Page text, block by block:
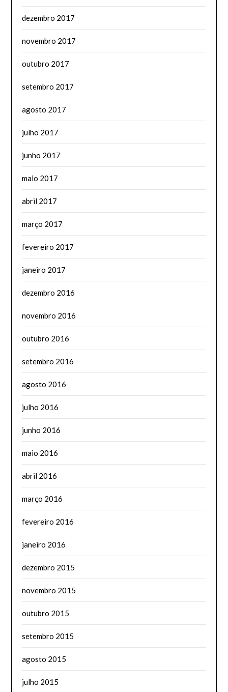
dezembro 2017
novembro 2017
outubro 2017
setembro 2017
agosto 2017
julho 2017
junho 2017
maio 2017
abril 2017
março 2017
fevereiro 2017
janeiro 2017
dezembro 2016
novembro 2016
outubro 2016
setembro 2016
agosto 2016
julho 2016
junho 2016
maio 2016
abril 2016
março 2016
fevereiro 2016
janeiro 2016
dezembro 2015
novembro 2015
outubro 2015
setembro 2015
agosto 2015
julho 2015